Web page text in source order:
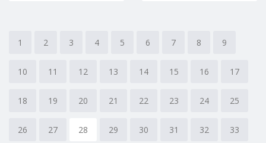
1 2 3 4 5 6 7 8 9
10 11 12 13 14 15 16 17
18 19 20 21 22 23 24 25
26 27 28 29 30 31 32 33